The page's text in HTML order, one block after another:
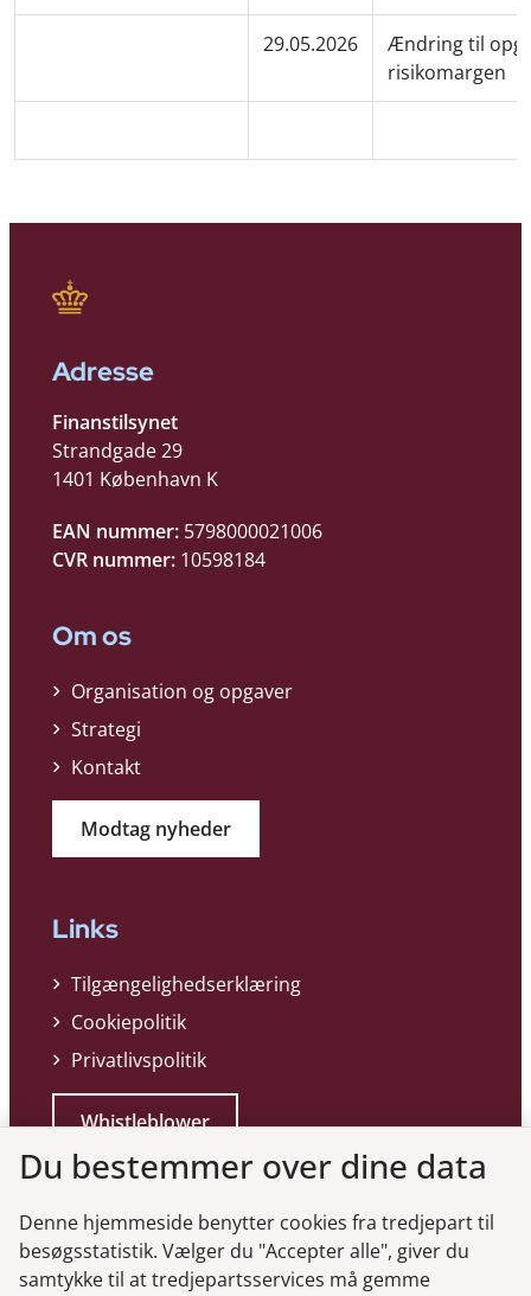
29.05.2026
Ændring til
risikomargen
Adresse
Finanstilsynet
Strandgade 29
1401 København K
EAN nummer: 5798000021006
CVR nummer: 10598184
Om os
Organisation og opgaver
Strategi
Kontakt
Modtag nyheder
Links
Tilgængelighedserklæring
Cookiepolitik
Privatlivspolitik
Whistleblower
Du bestemmer over dine data
Denne hjemmeside benytter cookies fra tredjepart til
besøgsstatistik. Vælger du "Accepter alle", giver du
samtykke til at tredjepartsservices må gemme